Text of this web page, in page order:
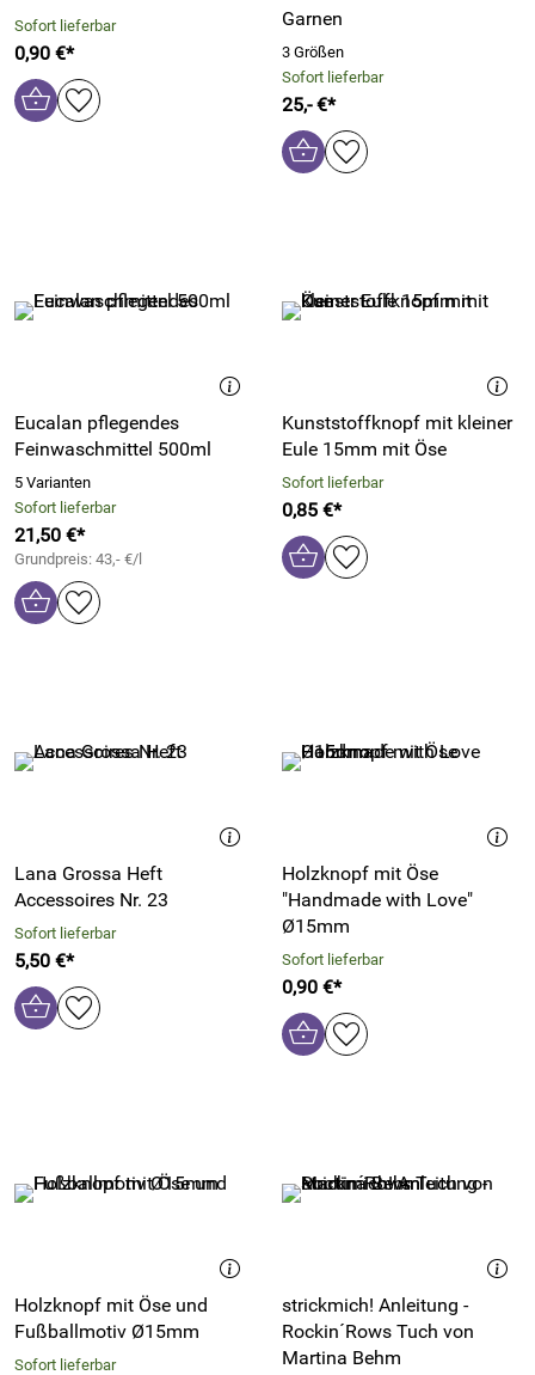
Sofort lieferbar
0,90 €*
Garnen
3 Größen
Sofort lieferbar
25,- €*
Eucalan pflegendes
Feinwaschmittel 500ml
5 Varianten
Sofort lieferbar
21,50 €*
Grundpreis: 43,- €/l
Kunststoffknopf mit kleiner
Eule 15mm mit Öse
Sofort lieferbar
0,85 €*
Lana Grossa Heft
Accessoires Nr. 23
Sofort lieferbar
5,50 €*
Holzknopf mit Öse
"Handmade with Love"
Ø15mm
Sofort lieferbar
0,90 €*
Holzknopf mit Öse und
Fußballmotiv Ø15mm
Sofort lieferbar
strickmich! Anleitung -
Rockin´Rows Tuch von
Martina Behm